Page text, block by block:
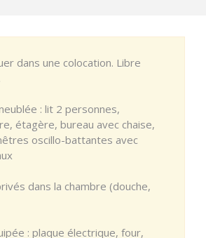
dans une colocation. Libre
: lit 2 personnes,
étagère, bureau avec chaise,
oscillo-battantes avec
dans la chambre (douche,
: plaque électrique, four,